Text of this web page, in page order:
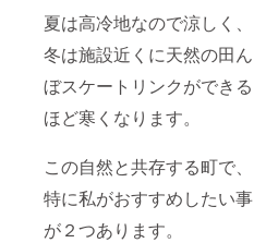
夏は高冷地なので涼しく、
冬は施設近くに天然の田ん
ぼスケートリンクができる
ほど寒くなります。
この自然と共存する町で、
特に私がおすすめしたい事
が２つあります。